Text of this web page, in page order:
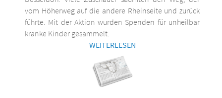
vom Höherweg auf die andere Rheinseite und zurück
führte. Mit der Aktion wurden Spenden für unheilbar
kranke Kinder gesammelt.
WEITERLESEN